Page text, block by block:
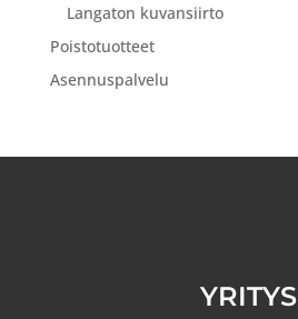
Langaton kuvansiirto
Poistotuotteet
Asennuspalvelu
YRITYS